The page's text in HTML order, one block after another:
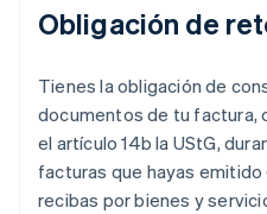
Obligación de
Tienes la obligación de
documentos de tu factura,
el artículo 14b la UStG,
facturas que hayas
recibas por bienes y